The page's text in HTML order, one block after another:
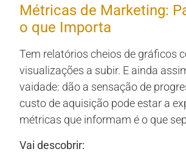
INCORPORAR
Métricas de Marketing:
o que Importa
Tem relatórios cheios de gráficos
visualizações a subir. E ainda
vaidade: dão a sensação de
custo de aquisição pode estar a
métricas que informam é o que
Vai descobrir: